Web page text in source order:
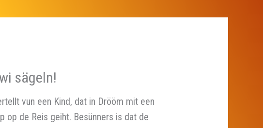
sägeln!
vun een Kind, dat in Drööm mit een
op de Reis geiht. Besünners is dat de